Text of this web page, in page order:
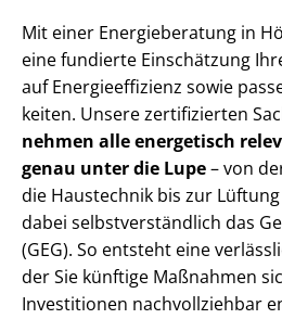
Mit einer Energieberatung in
eine fundierte Einschätzung
auf En­er­gie­ef­fi­zi­enz sowie
kei­ten. Unsere zertifizierten
nehmen alle energetisch
genau unter die Lupe– von
die Haustechnik bis zur
dabei selbst­ver­ständ­lich das
(GEG). So entsteht eine
der Sie künftige Maßnahmen
Investitionen nachvollziehbar